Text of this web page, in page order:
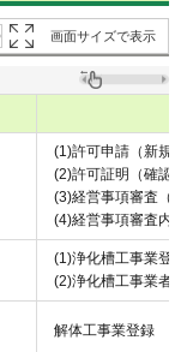
画面サイズで表示
(1)許可申請（新規
(2)許可証明（確認
(3)経営事項審査（
(4)経営事項審査内
(1)浄化槽工事業登
(2)浄化槽工事業者
解体工事業登録